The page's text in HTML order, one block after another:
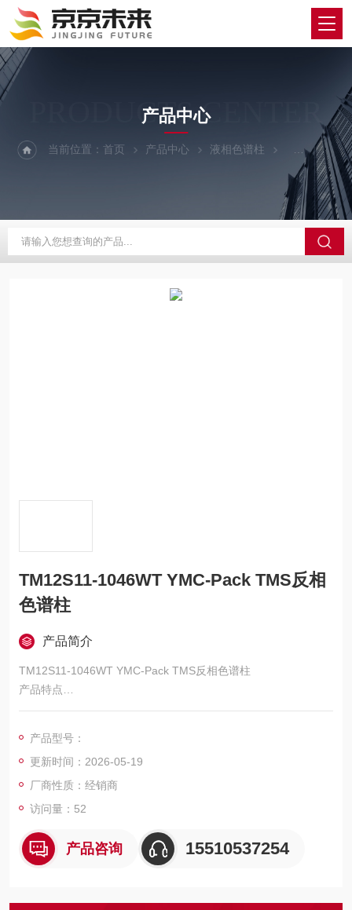
PRODUCTS CENTER
产品中心
当前位置：首页 产品中心 液相色谱柱 YMC/维美希
TM12S11-1046WT YMC-Pack TMS反相
色谱柱
产品简介
TM12S11-1046WT YMC-Pack TMS反相色谱柱
产品特点
1. 在反相填料中固定相的疏水性最小。
使用TMS色谱柱可以缩短分析时间
使用TMS色谱柱对疏水性波动大的化合物进行分析时，可大大缩
短分析时间。
产品型号：
更新时间：2026-05-19
厂商性质：经销商
访问量：52
产品咨询 15510537254